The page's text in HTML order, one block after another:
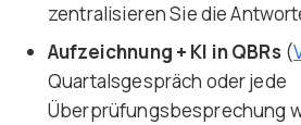
zentralisieren Sie die
Aufzeichnung + KI in QBRs (
Quartalsgespräch oder jede
Überprüfungsbesprechung